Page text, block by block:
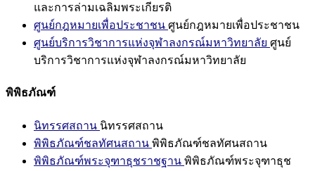
และการล่ามเฉลิมพระเกียรติ
ศูนย์กฎหมายเพื่อประชาชน ศูนย์กฎหมายเพื่อประชาชน
ศูนย์บริการวิชาการแห่งจุฬาลงกรณ์มหาวิทยาลัย ศูนย์
บริการวิชาการแห่งจุฬาลงกรณ์มหาวิทยาลัย
พิพิธภัณฑ์
นิทรรศสถาน นิทรรศสถาน
พิพิธภัณฑ์ชลทัศนสถาน พิพิธภัณฑ์ชลทัศนสถาน
พิพิธภัณฑ์พระจุฑาธุชราชฐาน พิพิธภัณฑ์พระจุฑาธุช